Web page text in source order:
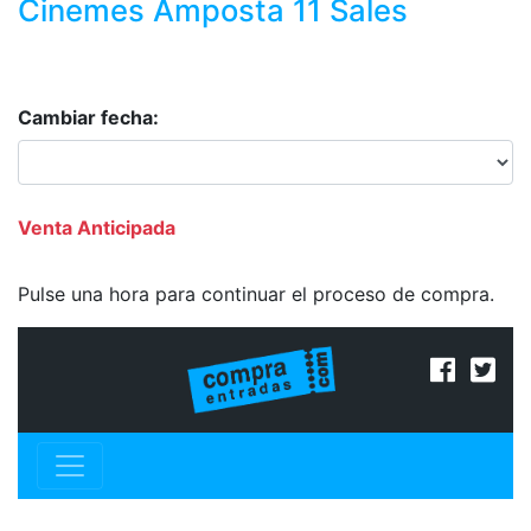
Cinemes Amposta 11 Sales
Cambiar fecha:
Venta Anticipada
Pulse una hora para continuar el proceso de compra.